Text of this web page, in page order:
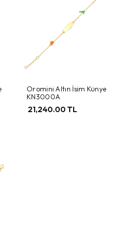
Oromini Altın İsim Künye
KN3000A
21,240.00 TL